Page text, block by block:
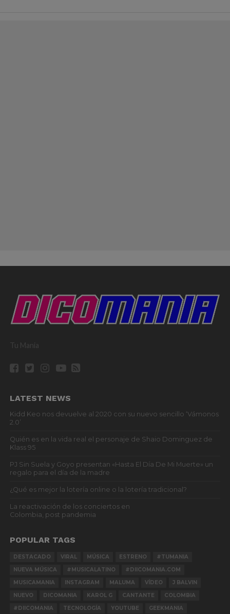
Tu Mania
LATEST NEWS
Kidd Keo nos devuelve al 2020 con su nuevo sencillo ‘Vámonos
2.0’
Quién es en la vida real el personaje de Shaio Dominguez de
Klass 95
PJ Sin Suela y Goyo presentan «Hasta El Día De Mi Muerte» un
regalo para el día de la madre
¿Qué es mejor la lotería online o la lotería tradicional?
La reactivación de los conciertos en
Colombia, post pandemia
POPULAR TAGS
DESTACADO VIRAL MÚSICA ESTRENO
#TUMANIA
NUEVA MÚSICA
#MUSICALATINO
#DIICOMANIA.COM
MUSICAMANIA
INSTAGRAM MALUMA VÍDEO
J BALVIN
NUEVO
DICOMANIA KAROL G CANTANTE
COLOMBIA
#DIICOMANIA
TECNOLOGÍA YOUTUBE GEEKMANIA